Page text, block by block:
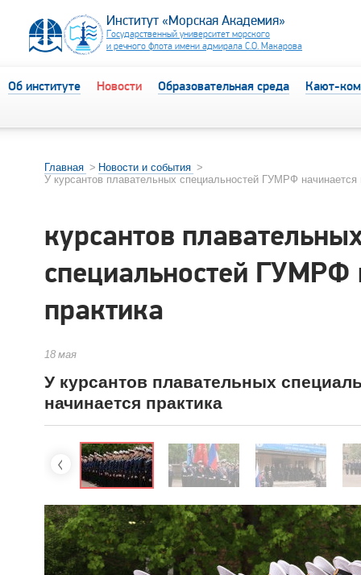
Институт «Морская Академия»
Государственный университет морского
и речного флота имени адмирала С.О. Макарова
Об институте Новости Образовательная среда Кают-
Главная > Новости и события >
У курсантов плавательных специальностей ГУМРФ
курсантов
специальностей ГУМРФ
практика
18 мая
У курсантов плавательных
начинается практика
❬